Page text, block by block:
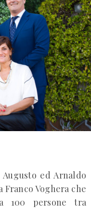
ed Arnaldo
Franco Voghera che
100 persone tra